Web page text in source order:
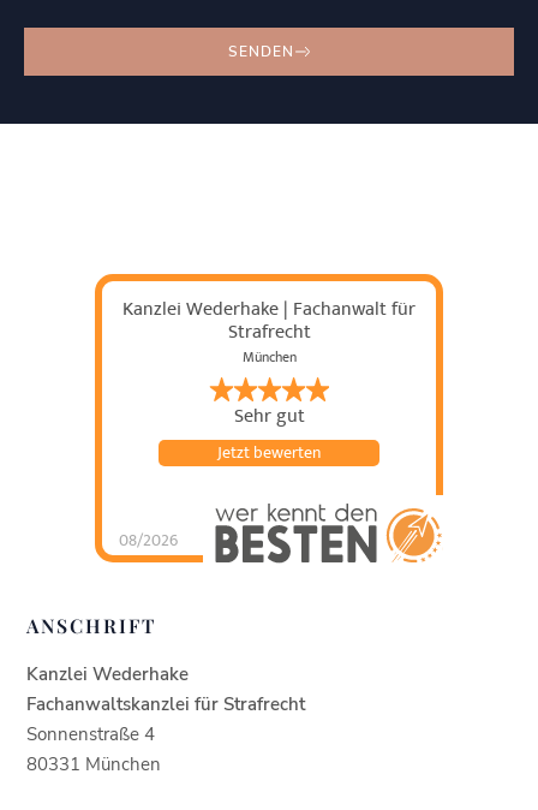
SENDEN
Kanzlei Wederhake | Fachanwalt für
Strafrecht
München
Sehr gut
08/2026
Jetzt bewerten
Kanzlei Wederhake |
Fachanwalt für
ANSCHRIFT
Kanzlei Wederhake
Fachanwaltskanzlei für Strafrecht
Sonnenstraße 4
80331 München